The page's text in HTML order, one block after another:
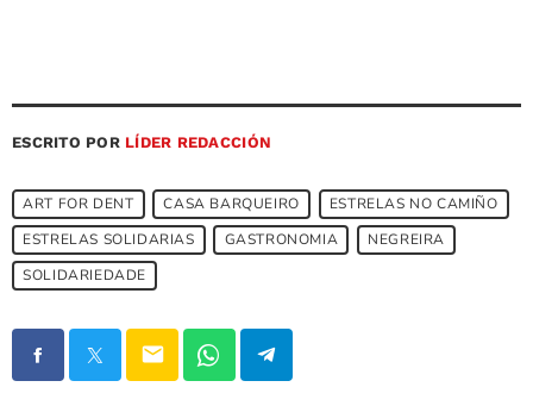
ESCRITO POR LÍDER REDACCIÓN
ART FOR DENT CASA BARQUEIRO
ESTRELAS NO CAMIÑO
ESTRELAS SOLIDARIAS
GASTRONOMIA
NEGREIRA
SOLIDARIEDADE
email